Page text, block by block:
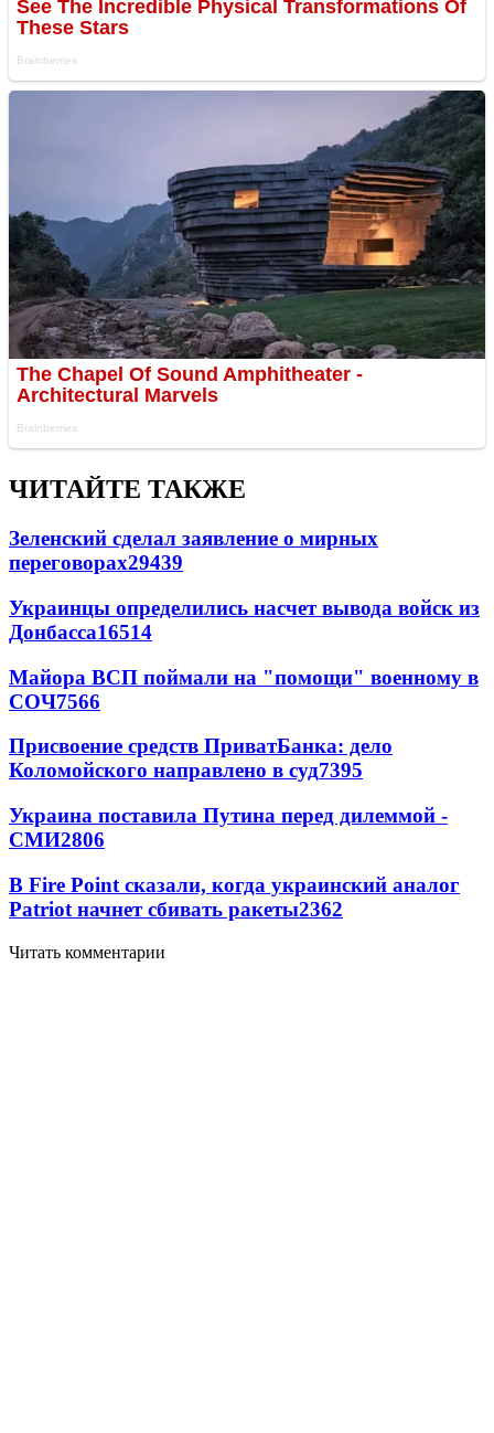
ЧИТАЙТЕ ТАКЖЕ
Зеленский сделал заявление о мирных
переговорах29439
Украинцы определились насчет вывода войск из
Донбасса16514
Майора ВСП поймали на "помощи" военному в
СОЧ7566
Присвоение средств ПриватБанка: дело
Коломойского направлено в суд7395
Украина поставила Путина перед дилеммой -
СМИ2806
В Fire Point сказали, когда украинский аналог
Patriot начнет сбивать ракеты2362
Читать комментарии